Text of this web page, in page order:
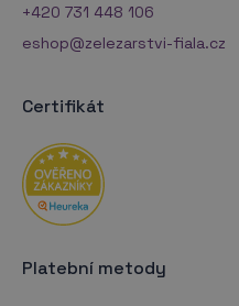
+420 731 448 106
eshop@zelezarstvi-fiala.cz
Certifikát
Platební metody